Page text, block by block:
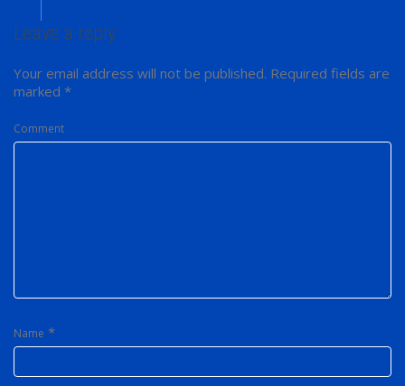
Leave a reply
Your email address will not be published. Required fields are
marked *
Comment
Name *